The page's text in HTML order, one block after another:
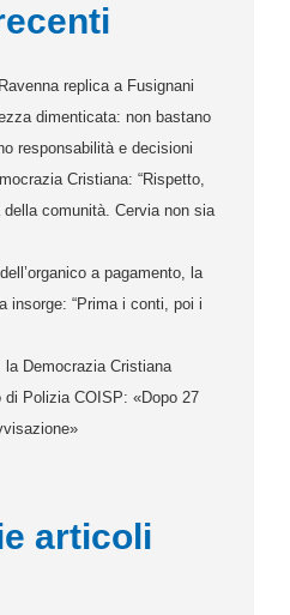
replica a Fusignani
dimenticata: non bastano
responsabilità e decisioni
Cristiana: “Rispetto,
comunità. Cervia non sia
a pagamento, la
insorge: “Prima i conti, poi i
Democrazia Cristiana
Polizia COISP: «Dopo 27
articoli